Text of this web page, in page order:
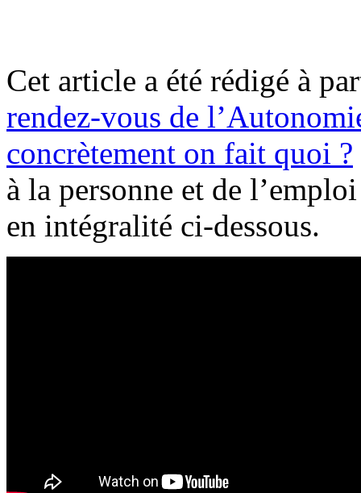
Cet article a été rédigé à
rendez-vous de
concrètement on fait quoi ?
à la personne et de
en intégralité ci-dessous.